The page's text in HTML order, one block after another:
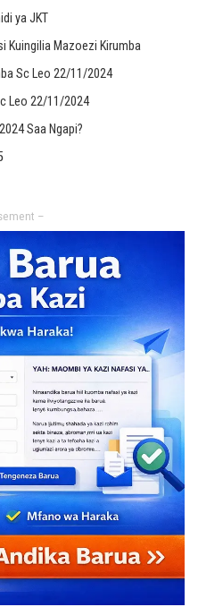
ya JKT
Kuingilia Mazoezi Kirumba
Sc Leo 22/11/2024
Leo 22/11/2024
Saa Ngapi?
–